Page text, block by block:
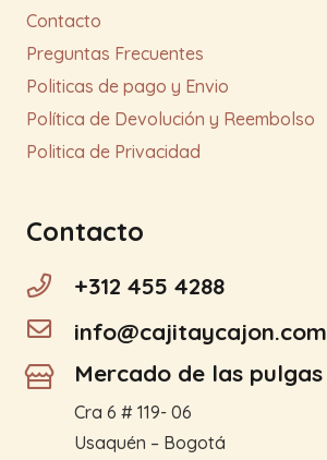
Contacto
Preguntas Frecuentes
Politicas de pago y Envio
Política de Devolución y Reembolso
Politica de Privacidad
Contacto
+312 455 4288
info@cajitaycajon.com
Mercado de las pulgas
Cra 6 # 119- 06
Usaquén – Bogotá